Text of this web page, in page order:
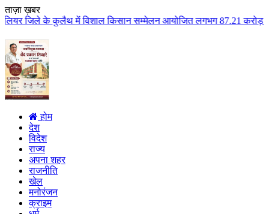
ताज़ा ख़बर
किसान सम्मेलन आयोजित लगभग 87.21 करोड़ लागत के 41 विकास
होम
देश
विदेश
राज्य
अपना शहर
राजनीति
खेल
मनोरंजन
क्राइम